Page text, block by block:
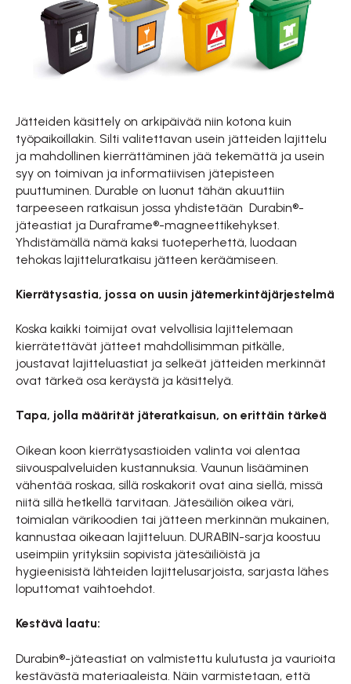
Jätteiden käsittely on arkipäivää niin kotona kuin
työpaikoillakin. Silti valitettavan usein jätteiden lajittelu
ja mahdollinen kierrättäminen jää tekemättä ja usein
syy on toimivan ja informatiivisen jätepisteen
puuttuminen. Durable on luonut tähän akuuttiin
tarpeeseen ratkaisun jossa yhdistetään Durabin®-
jäteastiat ja Duraframe®-magneettikehykset.
Yhdistämällä nämä kaksi tuoteperhettä, luodaan
tehokas lajitteluratkaisu jätteen keräämiseen.
Kierrätysastia, jossa on uusin jätemerkintäjärjestelmä
Koska kaikki toimijat ovat velvollisia lajittelemaan
kierrätettävät jätteet mahdollisimman pitkälle,
joustavat lajitteluastiat ja selkeät jätteiden merkinnät
ovat tärkeä osa keräystä ja käsittelyä.
Tapa, jolla määrität jäteratkaisun, on erittäin tärkeä
Oikean koon kierrätysastioiden valinta voi alentaa
siivouspalveluiden kustannuksia. Vaunun lisääminen
vähentää roskaa, sillä roskakorit ovat aina siellä, missä
niitä sillä hetkellä tarvitaan. Jätesäiliön oikea väri,
toimialan värikoodien tai jätteen merkinnän mukainen,
kannustaa oikeaan lajitteluun. DURABIN-sarja koostuu
useimpiin yrityksiin sopivista jätesäiliöistä ja
hygieenisistä lähteiden lajittelusarjoista, sarjasta lähes
loputtomat vaihtoehdot.
Kestävä laatu:
Durabin®-jäteastiat on valmistettu kulutusta ja vaurioita
kestävästä materiaaleista. Näin varmistetaan, että